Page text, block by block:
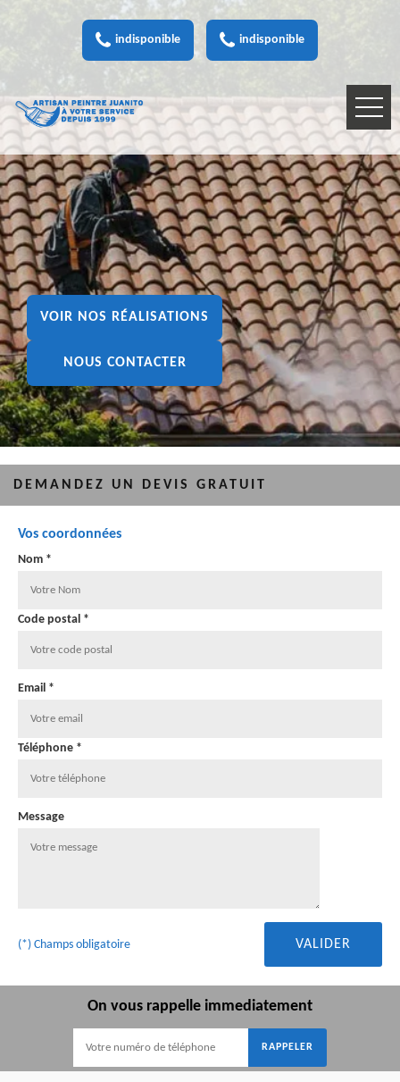
indisponible indisponible
VOIR NOS RÉALISATIONS
NOUS CONTACTER
DEMANDEZ UN DEVIS GRATUIT
Vos coordonnées
Nom *
Code postal *
Email *
Téléphone *
Message
(*) Champs obligatoire
On vous rappelle immediatement